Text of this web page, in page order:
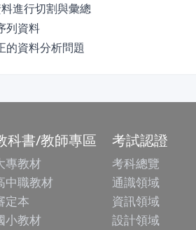
進行切割與彙總
列資料
的資料分析問題
科書/教師專區
專教材
中職教材
定本
小教材
考試認證
考科總覽
通識領域
資訊領域
設計領域